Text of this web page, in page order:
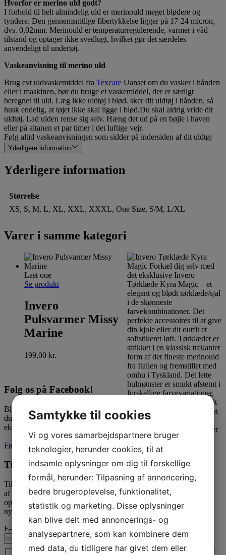
Hvorfor er merino uld godt?
I forhold til helt almindelig uld er merinould meget blødere og
tyndere. Den gennemsnitlige fibertykkelse ligger på 17-24 micron,
dvs. 0,02mm. Merinould er temperaturregulerende, varmer i våd
tilstand og optager ikke svedlugt, hvilket gør det særdeles
anvendeligt til undertøj.
Vaskeanvisning til merino uld
Brug evt uldvaskemiddel fra Texcare Uanset om du vasker i hånden
eller i maskinen, bør du bruge et vaskemiddel, der er særligt
beregnet til uld. Læg ikke uldtøj i blød. sker dit uldtøj i hånden, så
husk endelig, at tøjet ikke skal ligge i blød.Du skal aldrig vride dit
uldtøj. Lad ulden rense sig selv. Hæng det ud på en bøjle i haven
eller på altanen et par timer i det luftige vejr.
Følg altid vaskeanvisningen som sidder på indersiden af dit uldtøj
Yderligere information
Yderligere information
Størrelse
XS, S, M, L, XL, XXL, XXXL, One Size, S/M, L/XL
Varer i samme kategori
Last one
Se produkt
Invero
Pulsvarmer Missy
Marine
199,00 kr.
Se produkt
Invero Tørklæde
Følg os på Facebook!
Bliv en del af Justos-universet, hvor
du får inspiration, nyheder og
eksklusive tilbud før alle andre!
Følg os på Facebook
Tilmeld dig vores nyhedsbrev
Tilmeld vores nyhedsbrev og nyd godt
af vores skarpe tilbud og
opkommende nyheder dig vores
nyhedsbrev
E-mail
Samtykke *
Samtykke til cookies
Vi og vores samarbejdspartnere bruger
teknologier, herunder cookies, til at
indsamle oplysninger om dig til forskellige
formål, herunder: Tilpasning af annoncering,
bedre brugeroplevelse, funktionalitet,
statistik og marketing. Disse oplysninger
kan blive delt med annoncerings- og
analysepartnere, som kan kombinere dem
med data, du tidligere har givet dem eller